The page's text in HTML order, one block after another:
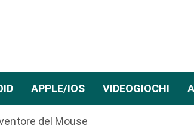
APPLE/IOS VIDEOGIOCHI
del Mouse